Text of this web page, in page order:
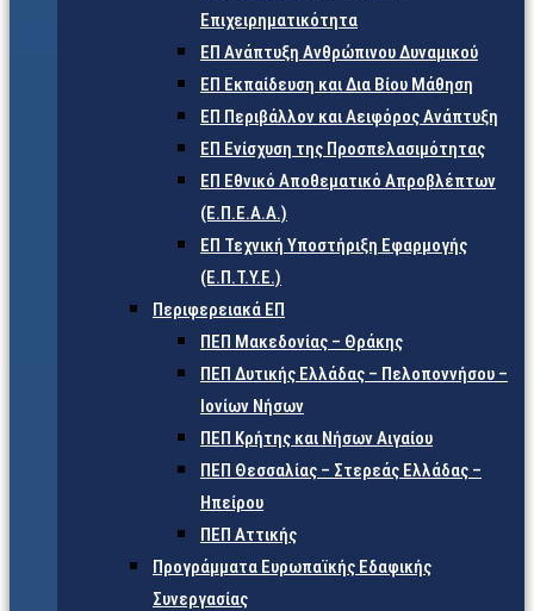
Επιχειρηματικότητα
ΕΠ Ανάπτυξη Ανθρώπινου Δυναμικού
ΕΠ Εκπαίδευση και Δια Βίου Μάθηση
ΕΠ Περιβάλλον και Αειφόρος Ανάπτυξη
ΕΠ Ενίσχυση της Προσπελασιμότητας
ΕΠ Εθνικό Αποθεματικό Απροβλέπτων
(Ε.Π.Ε.Α.Α.)
ΕΠ Τεχνική Υποστήριξη Εφαρμογής
(Ε.Π.Τ.Υ.Ε.)
Περιφερειακά ΕΠ
ΠΕΠ Μακεδονίας – Θράκης
ΠΕΠ Δυτικής Ελλάδας – Πελοποννήσου –
Ιονίων Νήσων
ΠΕΠ Κρήτης και Νήσων Αιγαίου
ΠΕΠ Θεσσαλίας – Στερεάς Ελλάδας –
Ηπείρου
ΠΕΠ Αττικής
Προγράμματα Ευρωπαϊκής Εδαφικής
Συνεργασίας